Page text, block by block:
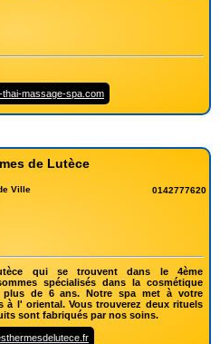
thai-massage-spa.com
de Lutèce
Ville
0142777620
qui se trouvent dans le 4ème
spécialisés dans la cosmétique
plus de 6 ans. Notre spa met à votre
à l' oriental. Vous trouverez deux rituels
sont fabriqués par nos soins.